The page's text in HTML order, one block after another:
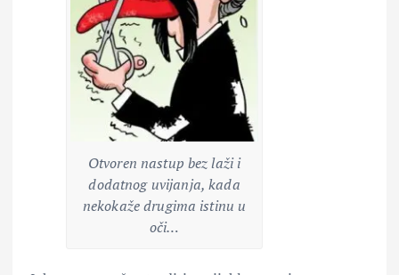
Otvoren nastup bez laži i
dodatnog uvijanja, kada
nekokaže drugima istinu u
oči…